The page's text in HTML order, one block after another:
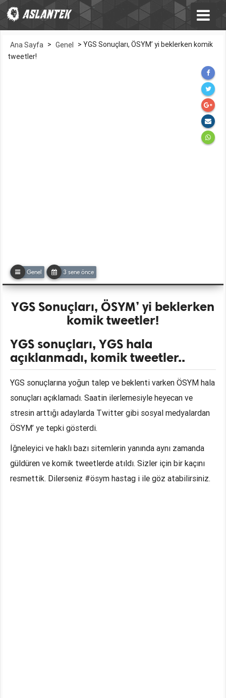
Ana Sayfa > Genel >YGS Sonuçları, ÖSYM’ yi beklerken komik
tweetler!
Genel 3 sene önce
YGS Sonuçları, ÖSYM’ yi beklerken
komik tweetler!
YGS sonuçları, YGS hala
açıklanmadı, komik tweetler..
YGS sonuçlarına yoğun talep ve beklenti varken ÖSYM hala
sonuçları açıklamadı. Saatin ilerlemesiyle heyecan ve
stresin arttığı adaylarda Twitter gibi sosyal medyalardan
ÖSYM’ ye tepki gösterdi.
İğneleyici ve haklı bazı sitemlerin yanında aynı zamanda
güldüren ve komik tweetlerde atıldı. Sizler için bir kaçını
resmettik. Dilerseniz #ösym hastag i ile göz atabilirsiniz.